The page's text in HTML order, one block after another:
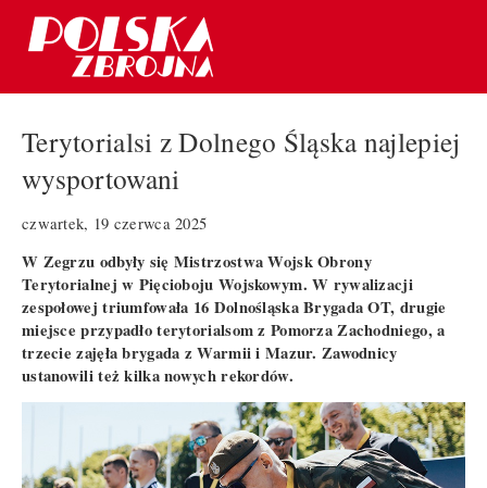
Terytorialsi z Dolnego Śląska najlepiej
wysportowani
czwartek, 19 czerwca 2025
W Zegrzu odbyły się Mistrzostwa Wojsk Obrony
Terytorialnej w Pięcioboju Wojskowym. W rywalizacji
zespołowej triumfowała 16 Dolnośląska Brygada OT, drugie
miejsce przypadło terytorialsom z Pomorza Zachodniego, a
trzecie zajęła brygada z Warmii i Mazur. Zawodnicy
ustanowili też kilka nowych rekordów.